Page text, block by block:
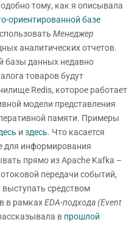
тому, как я описывала
ориентированной базе
Менеджер
аналитических отчетов.
базы данных недавно
товаров будут
Redis, которое работает
модели представления
памяти. Примеры
и здесь. Что касается
для информирования
прямо из Apache Kafka –
передачи событий,
выступать средством
в рамкахEDA-подхода (Event
в прошлой